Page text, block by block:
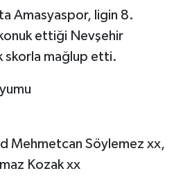
Amasyaspor, ligin 8.
konuk ettiği Nevşehir
skorla mağlup etti.
Mehmetcan Söylemez xx,
Kozak xx